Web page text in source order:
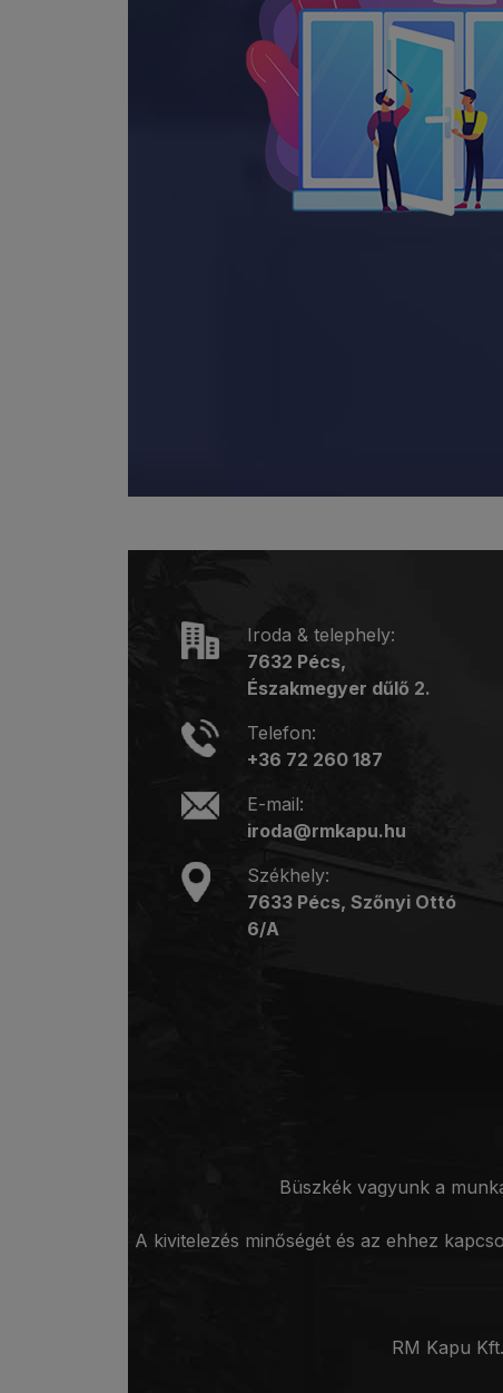
Iroda & telephely:
7632 Pécs,
Északmegyer dűlő 2.
Telefon:
+36 72 260 187
E-mail:
iroda@rmkapu.hu
Székhely:
7633 Pécs, Szőnyi Ottó
6/A
Büszkék vagyunk a
A kivitelezés minőségét és az ehhez
RM Kapu